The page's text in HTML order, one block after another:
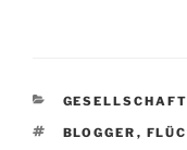
KATEGORIEN
GESELLSCHAFT
BLOGGER ,